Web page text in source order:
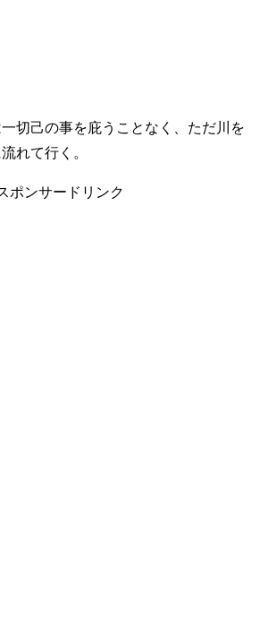
切己の事を庇うことなく、ただ川を
れて行く。
ポンサードリンク